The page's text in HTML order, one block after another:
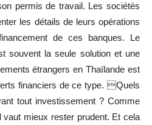
permis de travail. Les sociétés
les détails de leurs opérations
de ces banques. Le
souvent la seule solution et une
étrangers en Thaïlande est
financiers de ce type. Quels
tout investissement ? Comme
vaut mieux rester prudent. Et cela